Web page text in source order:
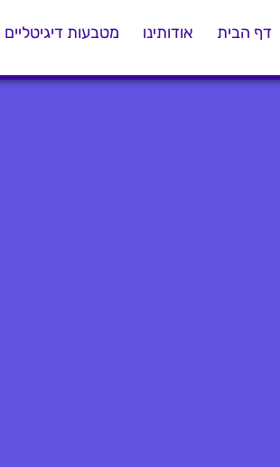
דף הבית אודותינו מטבעות דיגיטליים